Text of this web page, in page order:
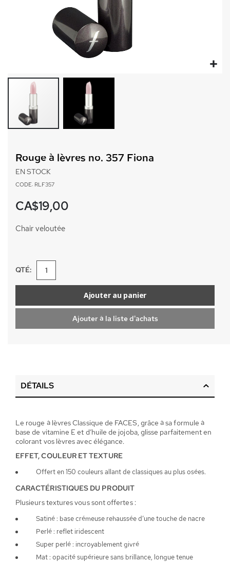
début
d’images
Rouge à lèvres no. 357 Fiona
EN STOCK
CODE: RLF357
CA$19,00
Chair veloutée
QTÉ:
Ajouter au panier
Ajouter à la liste d'achats
DÉTAILS
Le rouge à lèvres Classique de FACES, grâce à sa formule à
base de vitamine E et d’huile de jojoba, glisse parfaitement en
colorant vos lèvres avec élégance.
EFFET, COULEUR ET TEXTURE
Offert en 150 couleurs allant de classiques au plus osées.
CARACTÉRISTIQUES DU PRODUIT
Plusieurs textures vous sont offertes :
Satiné : base crémeuse rehaussée d’une touche de nacre
Perlé : reflet iridescent
Super perlé : incroyablement givré
Mat : opacité supérieure sans brillance, longue tenue